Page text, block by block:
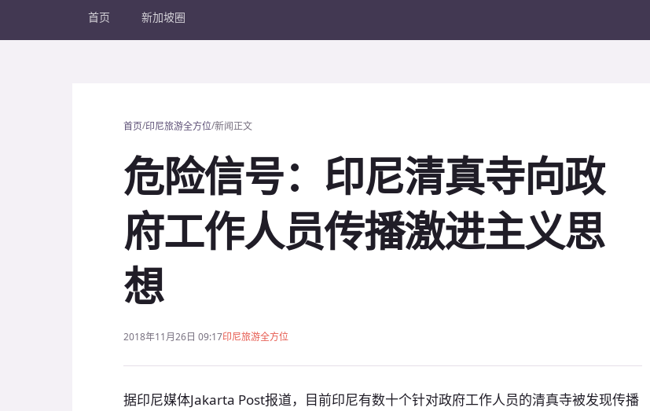
首页 新加坡圈
首页/印尼旅游全方位/新闻正文
危险信号：印尼清真寺向政
府工作人员传播激进主义思
想
2018年11月26日 09:17印尼旅游全方位
据印尼媒体Jakarta Post报道，目前印尼有数十个针对政府工作人员的清真寺被发现传播